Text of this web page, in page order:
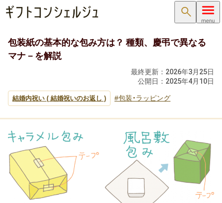
検索
内祝い･お返し
内祝い･お返しTOP
内祝い・お祝い返し
結婚内祝い ( 結婚祝いのお返し )
新築内祝い ( 新築祝いのお返し )
快気祝い（快気内祝い）
包装紙の基本的な包み方は？ 種類、慶弔で異なる
マナ－を解説
最終更新： 2026年3月25日
公開日： 2025年4月10日
結婚内祝い ( 結婚祝いのお返し ) 包装・ラッピング